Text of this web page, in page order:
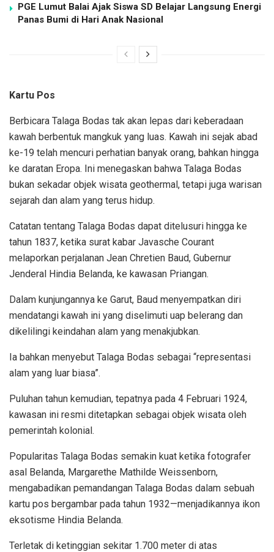
PGE Lumut Balai Ajak Siswa SD Belajar Langsung Energi
Panas Bumi di Hari Anak Nasional
Kartu Pos
Berbicara Talaga Bodas tak akan lepas dari keberadaan
kawah berbentuk mangkuk yang luas. Kawah ini sejak abad
ke-19 telah mencuri perhatian banyak orang, bahkan hingga
ke daratan Eropa. Ini menegaskan bahwa Talaga Bodas
bukan sekadar objek wisata geothermal, tetapi juga warisan
sejarah dan alam yang terus hidup.
Catatan tentang Talaga Bodas dapat ditelusuri hingga ke
tahun 1837, ketika surat kabar Javasche Courant
melaporkan perjalanan Jean Chretien Baud, Gubernur
Jenderal Hindia Belanda, ke kawasan Priangan.
Dalam kunjungannya ke Garut, Baud menyempatkan diri
mendatangi kawah ini yang diselimuti uap belerang dan
dikelilingi keindahan alam yang menakjubkan.
Ia bahkan menyebut Talaga Bodas sebagai “representasi
alam yang luar biasa”.
Puluhan tahun kemudian, tepatnya pada 4 Februari 1924,
kawasan ini resmi ditetapkan sebagai objek wisata oleh
pemerintah kolonial.
Popularitas Talaga Bodas semakin kuat ketika fotografer
asal Belanda, Margarethe Mathilde Weissenborn,
mengabadikan pemandangan Talaga Bodas dalam sebuah
kartu pos bergambar pada tahun 1932—menjadikannya ikon
eksotisme Hindia Belanda.
Terletak di ketinggian sekitar 1.700 meter di atas